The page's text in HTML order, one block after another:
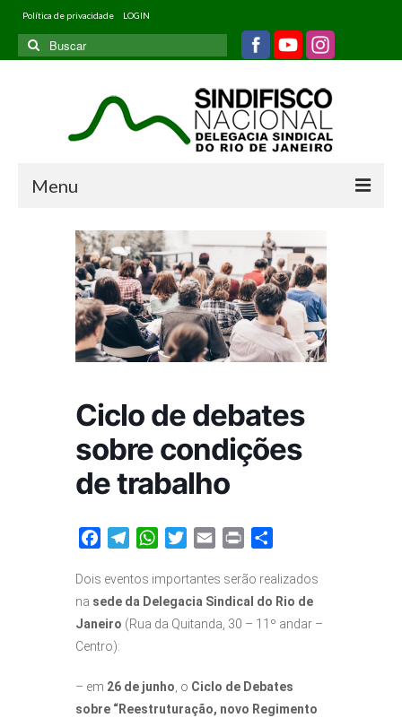
Política de privacidade LOGIN
Buscar
por:
Menu
Quem somos
Filiados
Informativos
Fale conosco
Ciclo de debates
sobre condições
de trabalho
FacebookTelegramWhatsApp
TwitterEmail Print
Dois eventos importantes serão realizados
na sede da Delegacia Sindical do Rio de
Janeiro (Rua da Quitanda, 30 – 11º andar –
Centro):
– em 26 de junho, o Ciclo de Debates
sobre “Reestruturação, novo Regimento